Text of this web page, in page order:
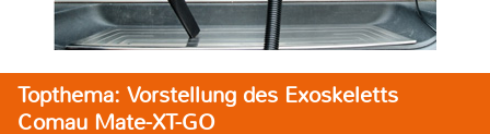
Topthema: Vorstellung des Exoskeletts
Comau Mate-XT-GO